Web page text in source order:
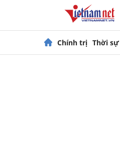
Chính trị Thời sự